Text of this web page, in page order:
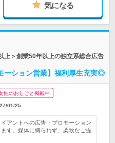
気になる
上＞創業50年以上の独立系総合広告
ーション営業】福利厚生充実◎
性のおしごと掲載中
01/25
アントへの広告・プロモーション
す。媒体に縛られず、柔軟なご提